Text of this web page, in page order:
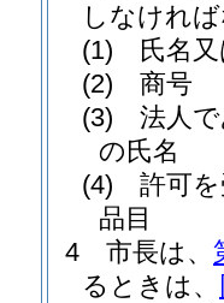
しなけれ
(1)
氏名
(2)
商号
(3)
法人
の氏名
(4)
許可
品目
4
市長は、
るときは、